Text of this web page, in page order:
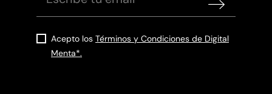
Acepto los Términos y Condiciones de Digital
Menta*.